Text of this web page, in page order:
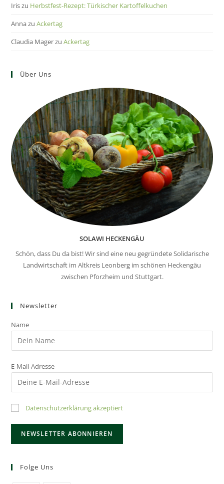
Iriszu Herbstfest-Rezept: Türkischer Kartoffelkuchen
AnnazuAckertag
Claudia MagerzuAckertag
Über Uns
SOLAWI HECKENGÄU
Schön, dass Du da bist! Wir sind eine neu gegründete Solidarische
Landwirtschaft im Altkreis Leonberg im schönen Heckengäu
zwischen Pforzheim und Stuttgart.
Newsletter
Name
E-Mail-Adresse
Datenschutzerklärung akzeptiert
Folge Uns